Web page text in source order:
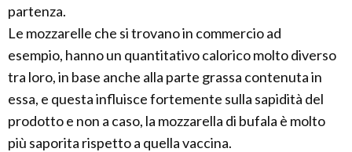
partenza.
Le mozzarelle che si trovano in commercio ad
esempio, hanno un quantitativo calorico molto diverso
tra loro, in base anche alla parte grassa contenuta in
essa, e questa influisce fortemente sulla sapidità del
prodotto e non a caso, la mozzarella di bufala è molto
più saporita rispetto a quella vaccina.